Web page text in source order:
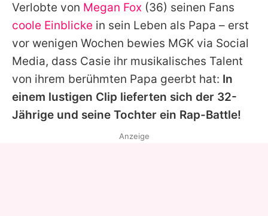
Verlobte von Megan Fox (36) seinen Fans
coole Einblicke in sein Leben als Papa – erst
vor wenigen Wochen bewies MGK via Social
Media, dass Casie ihr musikalisches Talent
von ihrem berühmten Papa geerbt hat: In
einem lustigen Clip lieferten sich der 32-
Jährige und seine Tochter ein Rap-Battle!
Anzeige